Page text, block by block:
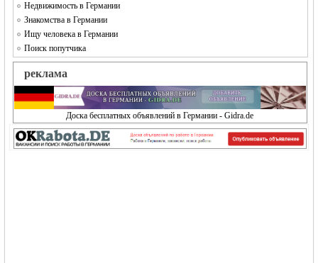
Недвижимость в Германии
Знакомства в Германии
Ищу человека в Германии
Поиск попутчика
реклама
Доска бесплатных объявлений в Германии - Gidra.de